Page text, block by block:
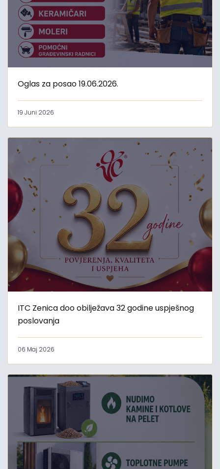
Oglas za posao 19.06.2026.
19 Juni 2026
ITC Zenica doo obilježava 32 godine uspješnog
poslovanja
06 Maj 2026